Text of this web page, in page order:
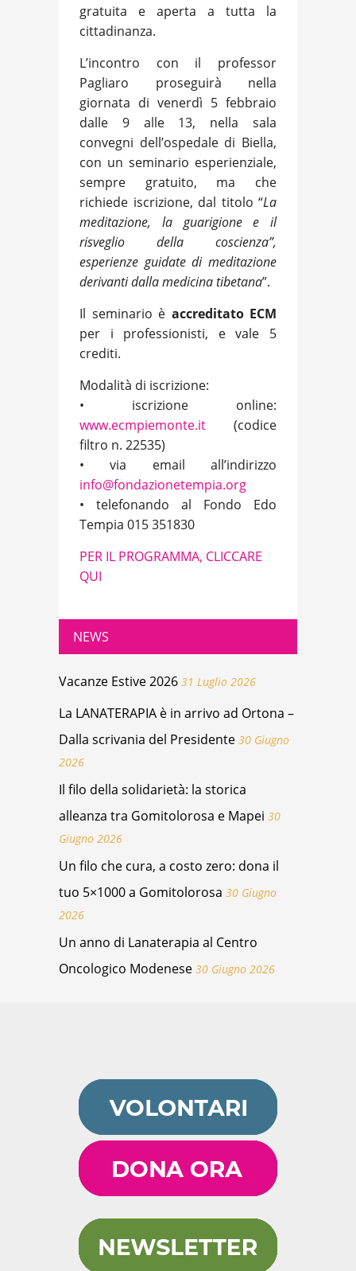
gratuita e aperta a tutta la
cittadinanza.
L’incontro con il professor
Pagliaro proseguirà nella
giornata di venerdì 5 febbraio
dalle 9 alle 13, nella sala
convegni dell’ospedale di Biella,
con un seminario esperienziale,
sempre gratuito, ma che
richiede iscrizione, dal titolo “La
meditazione, la guarigione e il
risveglio della coscienza”,
esperienze guidate di meditazione
derivanti dalla medicina tibetana”.
Il seminario è accreditato ECM
per i professionisti, e vale 5
crediti.
Modalità di iscrizione:
• iscrizione online:
www.ecmpiemonte.it (codice
filtro n. 22535)
• via email all’indirizzo
info@fondazionetempia.org
• telefonando al Fondo Edo
Tempia 015 351830
PER IL PROGRAMMA, CLICCARE
QUI
NEWS
Vacanze Estive 2026 31 Luglio 2026
La LANATERAPIA è in arrivo ad Ortona –
Dalla scrivania del Presidente 30 Giugno
2026
Il filo della solidarietà: la storica
alleanza tra Gomitolorosa e Mapei 30
Giugno 2026
Un filo che cura, a costo zero: dona il
tuo 5×1000 a Gomitolorosa 30 Giugno
2026
Un anno di Lanaterapia al Centro
Oncologico Modenese 30 Giugno 2026